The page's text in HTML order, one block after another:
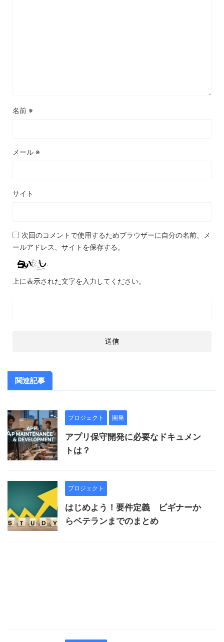
名前 ※
メール ※
サイト
次回のコメントで使用するためブラウザーに自分の名前、メ
ールアドレス、サイトを保存する。
上に表示された文字を入力してください。
関連記事
プロジェクト 開発
アプリ保守開発に必要なドキュメン
トは？
プロジェクト
はじめよう！要件定義 ビギナーか
らベテランまでのまとめ